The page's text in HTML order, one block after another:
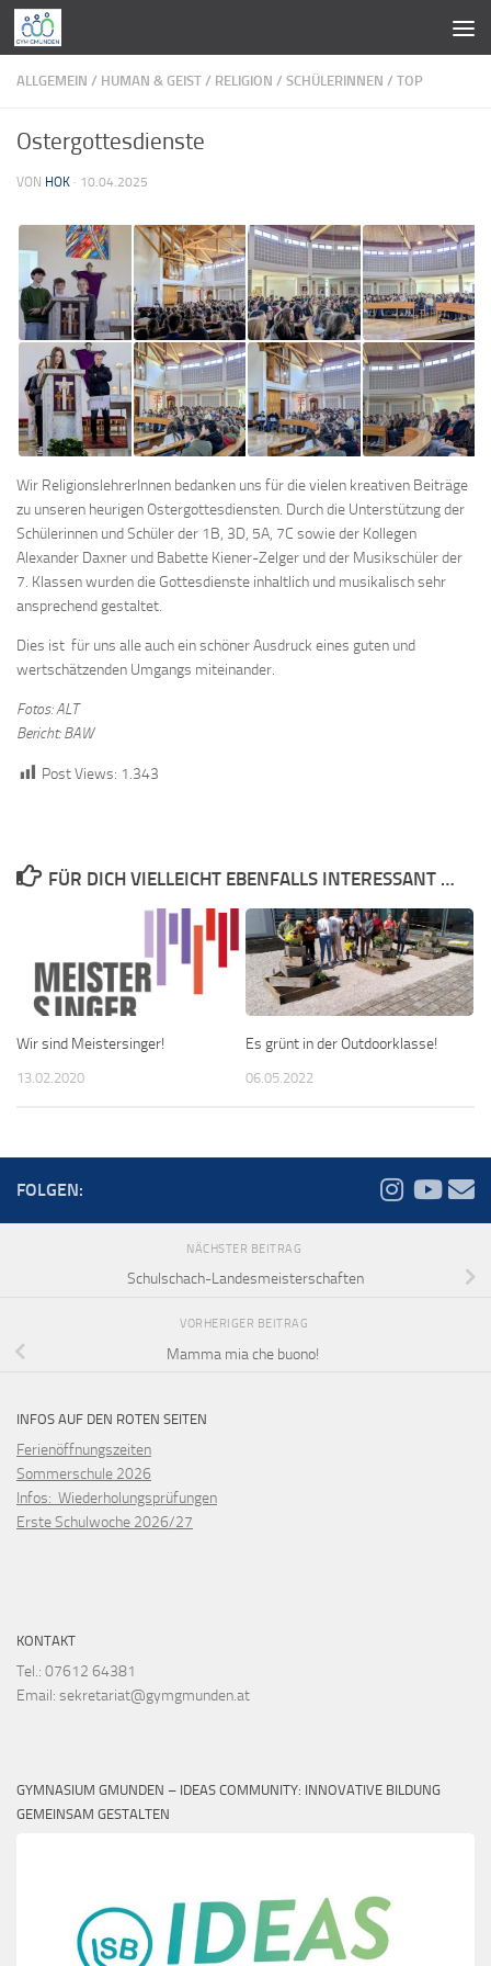
Zum Inhalt springen
ALLGEMEIN / HUMAN & GEIST / RELIGION / SCHÜLERINNEN / TOP
Ostergottesdienste
VON HOK · 10.04.2025
Wir ReligionslehrerInnen bedanken uns für die vielen kreativen Beiträge
zu unseren heurigen Ostergottesdiensten. Durch die Unterstützung der
Schülerinnen und Schüler der 1B, 3D, 5A, 7C sowie der Kollegen
Alexander Daxner und Babette Kiener-Zelger und der Musikschüler der
7. Klassen wurden die Gottesdienste inhaltlich und musikalisch sehr
ansprechend gestaltet.
Dies ist für uns alle auch ein schöner Ausdruck eines guten und
wertschätzenden Umgangs miteinander.
Fotos: ALT
Bericht: BAW
Post Views: 1.343
FÜR DICH VIELLEICHT EBENFALLS INTERESSANT …
Wir sind Meistersinger!
13.02.2020
Es grünt in der Outdoorklasse!
06.05.2022
FOLGEN:
NÄCHSTER BEITRAG
Schulschach-Landesmeisterschaften
VORHERIGER BEITRAG
Mamma mia che buono!
INFOS AUF DEN ROTEN SEITEN
Ferienöffnungszeiten
Sommerschule 2026
Infos: Wiederholungsprüfungen
Erste Schulwoche 2026/27
KONTAKT
Tel.: 07612 64381
Email: sekretariat@gymgmunden.at
GYMNASIUM GMUNDEN – IDEAS COMMUNITY: INNOVATIVE BILDUNG
GEMEINSAM GESTALTEN